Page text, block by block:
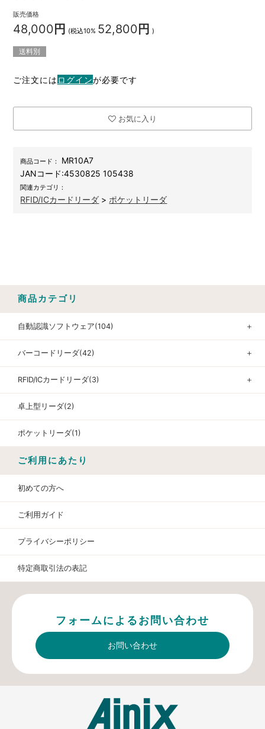
販売価格
48,000 円 (税込10% 52,800 円 )
送料別
ご注文には ログインが必要です
お気に入り
商品コード：
MR10A7
JANコード:4530825 105438
関連カテゴリ：
RFID/ICカードリーダ > ポケットリーダ
商品カテゴリ
自動認識ソフトウェア(104) ＋
バーコードリーダ(42) ＋
RFID/ICカードリーダ(3) ＋
卓上型リーダ(2)
ポケットリーダ(1)
ご利用にあたり
初めての方へ
ご利用ガイド
プライバシーポリシー
特定商取引法の表記
フォームによるお問い合わせ
お問い合わせ